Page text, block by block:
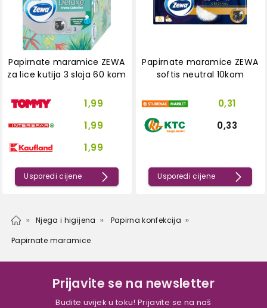
Papirnate maramice ZEWA
za lice kutija 3 sloja 60 kom
1,99
1,99
1,99
Usporedi cijene
Papirnate maramice ZEWA
softis neutral 10kom
0,31
0,33
Usporedi cijene
Njega i higijena
Papirna konfekcija
Papirnate maramice
Prijavite se na newsletter
Budite uvijek u toku! Prijavite se na naš